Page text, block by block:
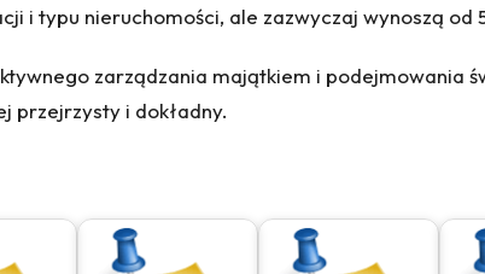
i typu nieruchomości, ale zazwyczaj wynoszą od
zarządzania majątkiem i podejmowania
przejrzysty i dokładny.